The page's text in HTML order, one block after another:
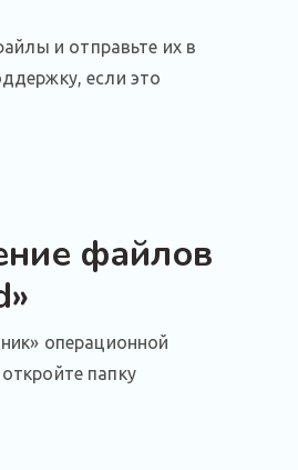
и отправьте их в
если это
файлов
операционной
папку